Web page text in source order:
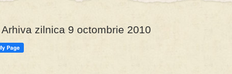
Arhiva zilnica 9 octombrie 2010